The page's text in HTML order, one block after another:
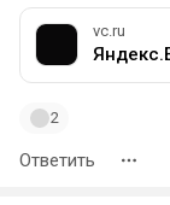
vc.ru
2
Ответить